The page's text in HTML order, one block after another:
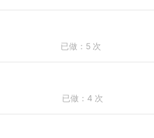
已做：5 次
已做：4 次